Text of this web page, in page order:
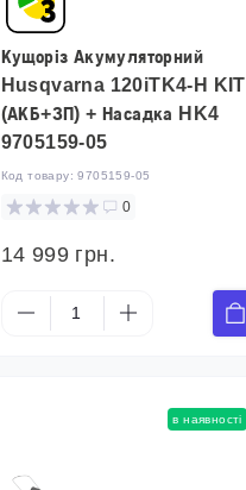
Кущоріз Акумуляторний
Husqvarna 120iTK4-H KIT
(АКБ+ЗП) + Насадка HK4
9705159-05
Код товару:9705159-05
0
14 999 грн.
в наявності